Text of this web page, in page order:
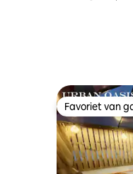
Favoriet van
Favoriet van